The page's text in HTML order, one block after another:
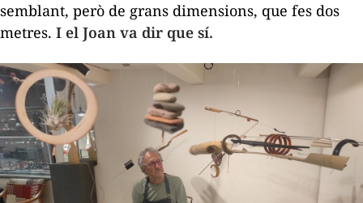
semblant, però de grans dimensions, que fes dos
metres. I el Joan va dir que sí.